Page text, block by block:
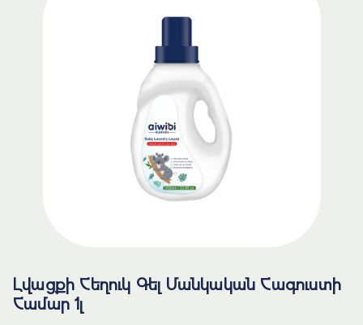
Լվացքի Հեղուկ Գել Մանկական Հագուստի
Համար 1լ